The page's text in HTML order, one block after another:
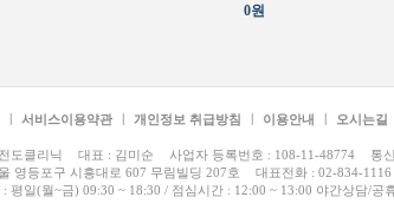
0원
| 서비스이용약관 | 개인정보 취급방침 | 이용안내 | 오시는길
전도클리닉 대표 : 김미순 사업자 등록번호 : 108-11-48774 통
영등포구 시흥대로 607 무림빌딩 207호 대표전화 : 02-834-1116
: 평일(월~금) 09:30 ~ 18:30 / 점심시간 : 12:00 ~ 13:00 야간상담/공